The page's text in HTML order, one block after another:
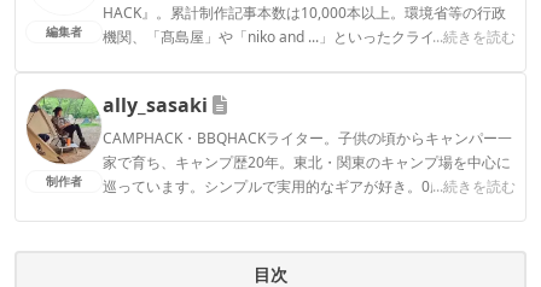
編集者
HACK』。累計制作記事本数は10,000本以上。環境省等の行政
機関、「髙島屋」や「niko and ...」といったクライアントとの
...続きを読む
CAMP HACK編集部のプロフィール
制作者
ally_sasaki
CAMPHACK・BBQHACKライター。子供の頃からキャンパー一
家で育ち、キャンプ歴20年。東北・関東のキャンプ場を中心に
巡っています。シンプルで実用的なギアが好き。0歳娘がいる
...続きを読む
ally_sasakiのプロフィール
目次